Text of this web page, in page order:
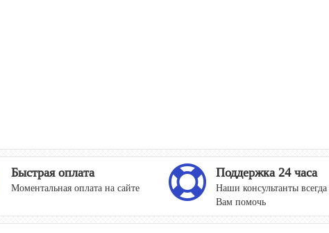
Быстрая оплата
Моментальная оплата на сайте
Поддержка 24 часа
Наши консультанты
Вам помочь